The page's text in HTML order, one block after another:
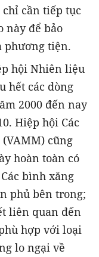
cần tiếp tục
này để bảo
phương tiện.
hội Nhiên liệu
hết các dòng
2000 đến nay
Hiệp hội Các
cũng
hoàn toàn có
bình xăng
phủ bên trong;
liên quan đến
hợp với loại
lo ngại về